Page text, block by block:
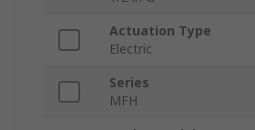
Actuation Type
Electric
Series
MFH